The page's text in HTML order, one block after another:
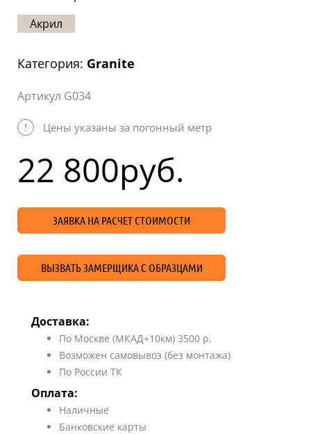
Карта
Акрил
Категория: Granite
Артикул G034
! Цены указаны за погонный метр
22 800руб.
ЗАЯВКА НА РАСЧЕТ СТОИМОСТИ
ВЫЗВАТЬ ЗАМЕРЩИКА С ОБРАЗЦАМИ
Доставка:
По Москве (МКАД+10км) 3500 р.
Возможен самовывоз (без монтажа)
По России ТК
Оплата:
Наличные
Банковские карты